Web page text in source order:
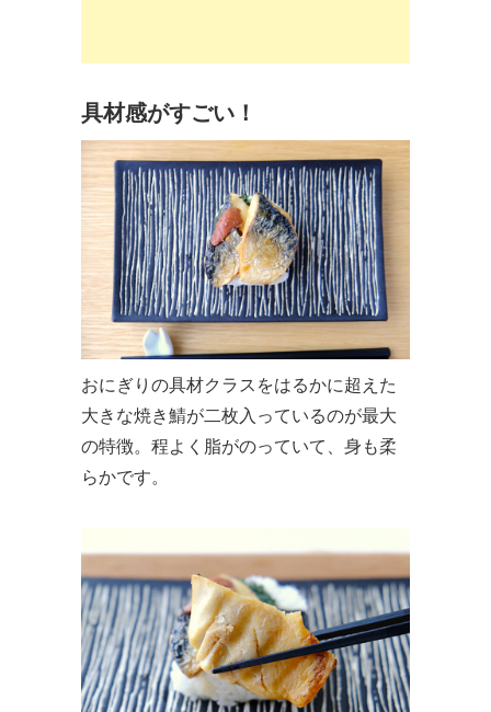
具材感がすごい！
おにぎりの具材クラスをはるかに超えた
大きな焼き鯖が二枚入っているのが最大
の特徴。程よく脂がのっていて、身も柔
らかです。